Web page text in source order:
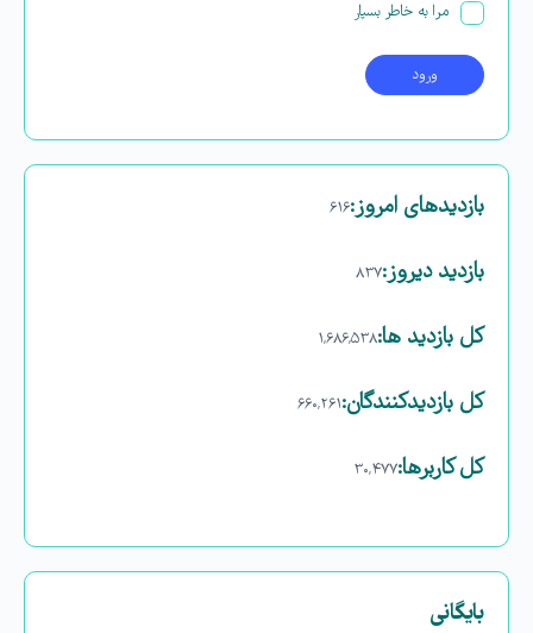
مرا به خاطر بسپار
بازدیدهای امروز:۶۱۶
بازدید دیروز:۸۳۷
کل بازدید ها:۱,۶۸۶,۵۳۸
کل بازدیدکنند‌گان:۶۶۰,۲۶۱
کل کاربرها:۳۰,۴۷۷
بایگانی